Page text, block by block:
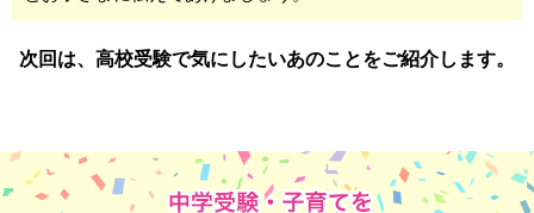
次回は、高校受験で気にしたいあのことをご紹介します。